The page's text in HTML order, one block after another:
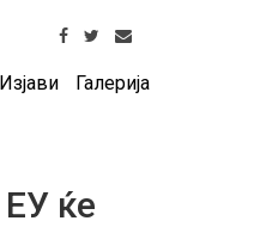
Изјави Галерија
ќе